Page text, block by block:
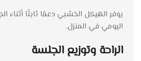
يوفر الهيكل الخشبي دعمًا ثابتًا
اليومي في المنزل.
الراحة وتوزيع الجلسة